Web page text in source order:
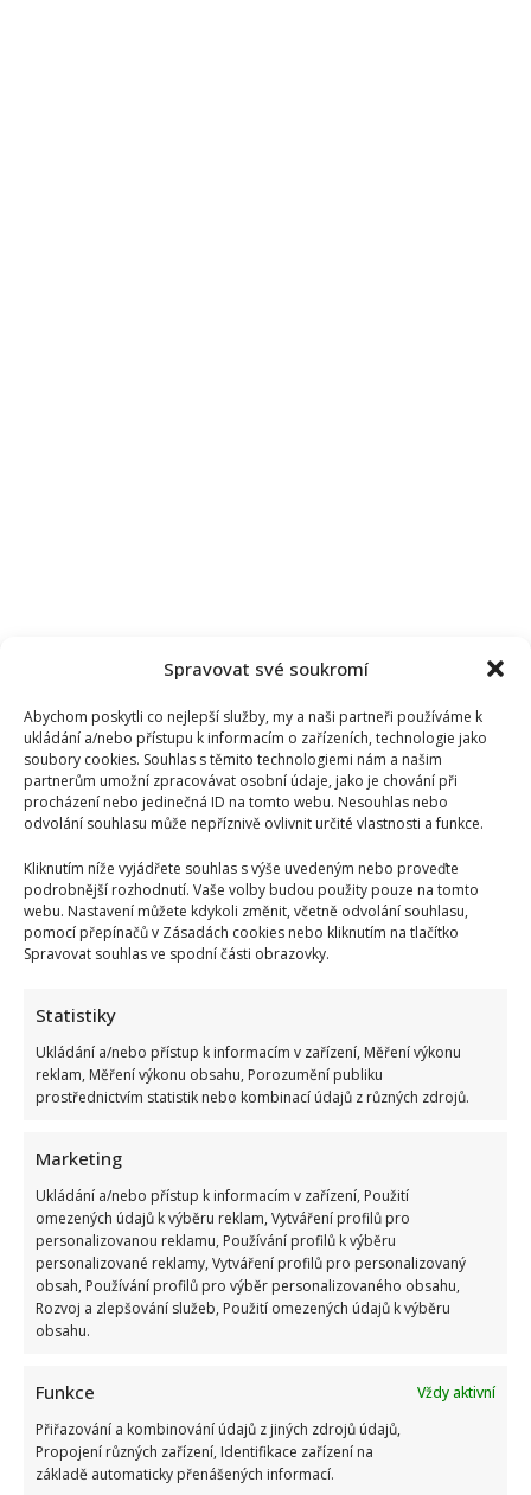
Spravovat své soukromí
Abychom poskytli co nejlepší služby, my a naši partneři používáme k
ukládání a/nebo přístupu k informacím o zařízeních, technologie jako
soubory cookies. Souhlas s těmito technologiemi nám a našim
partnerům umožní zpracovávat osobní údaje, jako je chování při
procházení nebo jedinečná ID na tomto webu. Nesouhlas nebo
odvolání souhlasu může nepříznivě ovlivnit určité vlastnosti a funkce.
Kliknutím níže vyjádřete souhlas s výše uvedeným nebo proveďte
podrobnější rozhodnutí. Vaše volby budou použity pouze na tomto
webu. Nastavení můžete kdykoli změnit, včetně odvolání souhlasu,
pomocí přepínačů v Zásadách cookies nebo kliknutím na tlačítko
Spravovat souhlas ve spodní části obrazovky.
Statistiky
Ukládání a/nebo přístup k informacím v zařízení, Měření výkonu
reklam, Měření výkonu obsahu, Porozumění publiku
prostřednictvím statistik nebo kombinací údajů z různých zdrojů.
Marketing
Ukládání a/nebo přístup k informacím v zařízení, Použití
omezených údajů k výběru reklam, Vytváření profilů pro
personalizovanou reklamu, Používání profilů k výběru
personalizované reklamy, Vytváření profilů pro personalizovaný
obsah, Používání profilů pro výběr personalizovaného obsahu,
Rozvoj a zlepšování služeb, Použití omezených údajů k výběru
obsahu.
Funkce
Vždy aktivní
Přiřazování a kombinování údajů z jiných zdrojů údajů,
Propojení různých zařízení, Identifikace zařízení na
základě automaticky přenášených informací.
Suchánek si rýpl do Macinky a jeho vyjádření o klimatické
Vědomostní kvíz pro fanoušky AZ-kvízu: Je čas zjistit, kdo
by se dostal k bankomatu pomocí 10 otázek
Tragický konec Františka Sahuly: Kytaristu Tří sester
mladíci ubili kvůli banálnímu sporu